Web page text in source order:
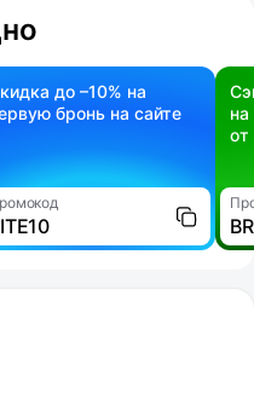
до –10% на
бронь на сайте
на